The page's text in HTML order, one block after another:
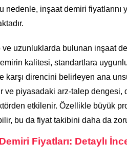
nedenle, inşaat demiri
ve uzunluklarda bulunan inşaat
kalitesi, standartlara
karşı direncini belirleyen ana
ve piyasadaki arz-talep
etkilenir. Özellikle büyük
bu da fiyat takibini daha da
Fiyatları: Detaylı